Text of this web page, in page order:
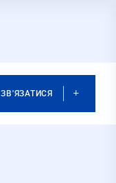
ЗВ'ЯЗАТИСЯ